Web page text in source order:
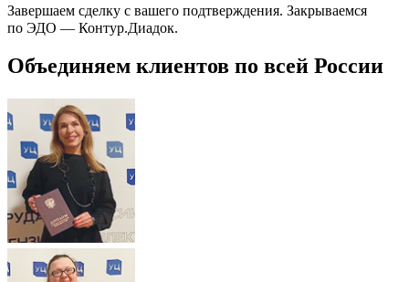
Завершаем сделку с вашего подтверждения. Закрываемся
по ЭДО — Контур.Диадок.
Объединяем клиентов по всей России